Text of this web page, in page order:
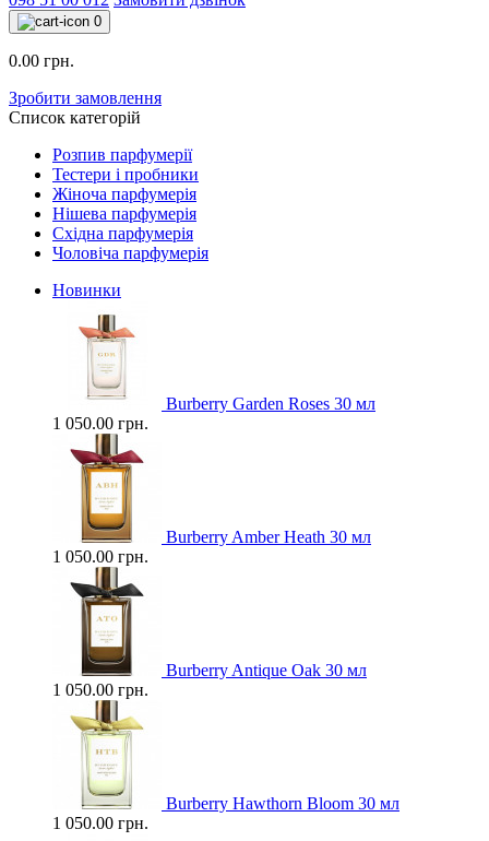
0
0.00 грн.
Зробити замовлення
Список категорій
Розпив парфумерії
Тестери і пробники
Жіноча парфумерія
Нішева парфумерія
Східна парфумерія
Чоловіча парфумерія
Новинки
Burberry Garden Roses 30 мл
1 050.00 грн.
Burberry Amber Heath 30 мл
1 050.00 грн.
Burberry Antique Oak 30 мл
1 050.00 грн.
Burberry Hawthorn Bloom 30 мл
1 050.00 грн.